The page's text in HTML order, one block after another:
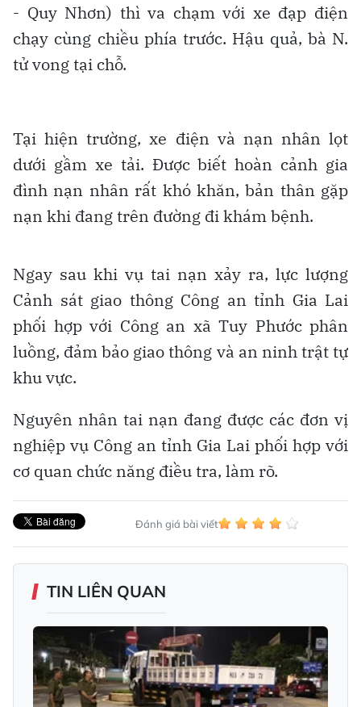
- Quy Nhơn) thì va chạm với xe đạp điện
chạy cùng chiều phía trước. Hậu quả, bà N.
tử vong tại chỗ.
Tại hiện trường, xe điện và nạn nhân lọt
dưới gầm xe tải. Được biết hoàn cảnh gia
đình nạn nhân rất khó khăn, bản thân gặp
nạn khi đang trên đường đi khám bệnh.
Ngay sau khi vụ tai nạn xảy ra, lực lượng
Cảnh sát giao thông Công an tỉnh Gia Lai
phối hợp với Công an xã Tuy Phước phân
luồng, đảm bảo giao thông và an ninh trật tự
khu vực.
Nguyên nhân tai nạn đang được các đơn vị
nghiệp vụ Công an tỉnh Gia Lai phối hợp với
cơ quan chức năng điều tra, làm rõ.
Đánh giá bài viết
TIN LIÊN QUAN